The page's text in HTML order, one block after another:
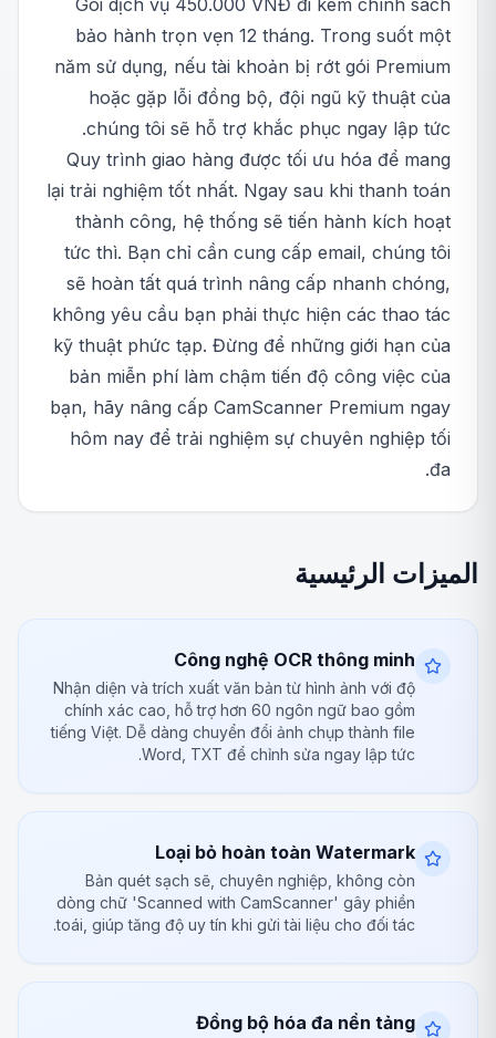
Gói dịch vụ 450.000 VNĐ đi kèm chính sách
bảo hành trọn vẹn 12 tháng. Trong suốt một
năm sử dụng, nếu tài khoản bị rớt gói Premium
hoặc gặp lỗi đồng bộ, đội ngũ kỹ thuật của
chúng tôi sẽ hỗ trợ khắc phục ngay lập tức.
Quy trình giao hàng được tối ưu hóa để mang
lại trải nghiệm tốt nhất. Ngay sau khi thanh toán
thành công, hệ thống sẽ tiến hành kích hoạt
tức thì. Bạn chỉ cần cung cấp email, chúng tôi
sẽ hoàn tất quá trình nâng cấp nhanh chóng,
không yêu cầu bạn phải thực hiện các thao tác
kỹ thuật phức tạp. Đừng để những giới hạn của
bản miễn phí làm chậm tiến độ công việc của
bạn, hãy nâng cấp CamScanner Premium ngay
hôm nay để trải nghiệm sự chuyên nghiệp tối
đa.
الميزات الرئيسية
Công nghệ OCR thông minh
Nhận diện và trích xuất văn bản từ hình ảnh với độ
chính xác cao, hỗ trợ hơn 60 ngôn ngữ bao gồm
tiếng Việt. Dễ dàng chuyển đổi ảnh chụp thành file
Word, TXT để chỉnh sửa ngay lập tức.
Loại bỏ hoàn toàn Watermark
Bản quét sạch sẽ, chuyên nghiệp, không còn
dòng chữ 'Scanned with CamScanner' gây phiền
toái, giúp tăng độ uy tín khi gửi tài liệu cho đối tác.
Đồng bộ hóa đa nền tảng